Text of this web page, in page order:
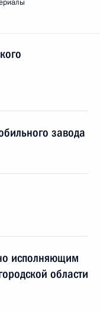
завода
исполняющим
области